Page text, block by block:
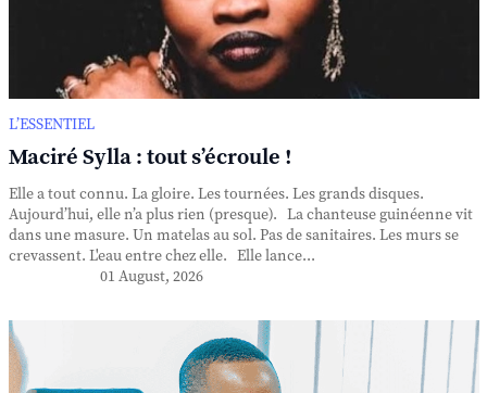
L’ESSENTIEL
Maciré Sylla : tout s’écroule !
Elle a tout connu. La gloire. Les tournées. Les grands disques.
Aujourd’hui, elle n’a plus rien (presque). La chanteuse guinéenne vit
dans une masure. Un matelas au sol. Pas de sanitaires. Les murs se
crevassent. L'eau entre chez elle. Elle lance...
01 August, 2026